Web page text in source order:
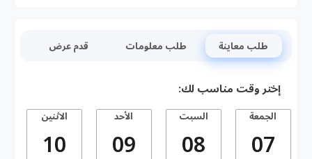
طلب معاينة طلب معلومات قدم عرض
إختر وقت مناسب لك:
الجمعة
07
السبت
08
الأحد
09
الاثنين
10